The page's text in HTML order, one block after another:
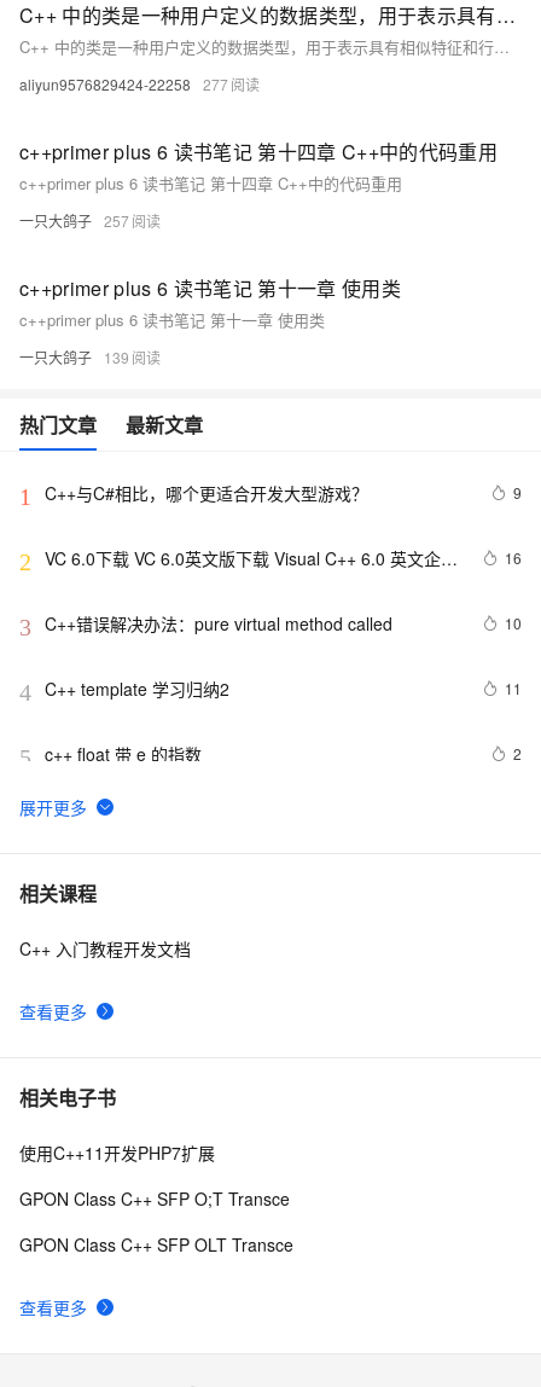
C++ 中的类是一种用户定义的数据类型，用于表示具有相似特征和行为的对象的模板。
C++ 中的类是一种用户定义的数据类型，用于表示具有相似特征和行为的对象的模板。
aliyun9576829424-22258 277
c++primer plus 6 读书笔记 第十四章 C++中的代码重用
c++primer plus 6 读书笔记 第十四章 C++中的代码重用
一只大鸽子 257
c++primer plus 6 读书笔记 第十一章 使用类
c++primer plus 6 读书笔记 第十一章 使用类
一只大鸽子 139
热门文章 最新文章
1 C++与C#相比，哪个更适合开发大型游戏？ 9
2 VC 6.0下载 VC 6.0英文版下载 Visual C++ 6.0 英文企业
16
3 C++错误解决办法：pure virtual method called 10
4 C++ template 学习归纳2 11
5 c++ float 带 e 的指数 2
6 【OJ】A*(start)算法c++初步实现
7 【C++调试】深入探索C++调试：从DWARF到堆栈解析
8 【C++STL基础入门】深入浅出string类的比较
9 设计模式C++学习笔记之十六（Observer观察者模式）
10
相关课程
查看更多
C++ 入门教程开发文档
相关电子书
查看更多
使用C++11开发PHP7扩展
GPON Class C++ SFP O;T Transce
GPON Class C++ SFP OLT Transce